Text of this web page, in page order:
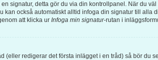
signatur, detta gör du via din kontrollpanel. När du
kan också automatiskt alltid infoga din signatur till
att klicka ur Infoga min signatur-rutan i
(eller redigerar det första inlägget i en tråd) så bör du